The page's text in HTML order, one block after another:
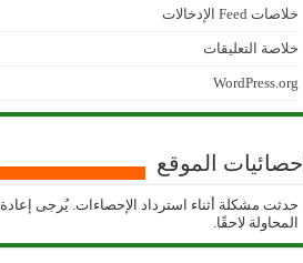
خلاصات Feed الإدخالات
خلاصة التعليقات
WordPress.org
احصائيات الموقع
حدثت مشكلة أثناء استرداد الإحصاءات. يُرجى إعادة
المحاولة لاحقًا.